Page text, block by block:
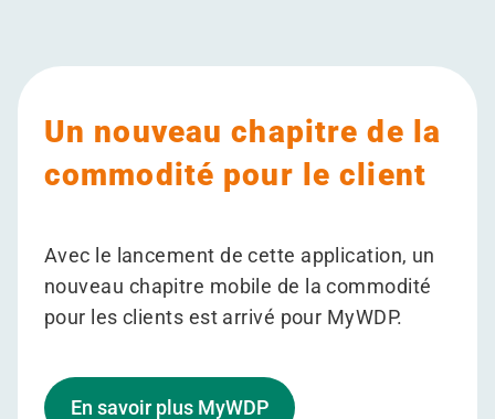
Un nouveau chapitre de la
commodité pour le client
Avec le lancement de cette application, un
nouveau chapitre mobile de la commodité
pour les clients est arrivé pour MyWDP.
En savoir plus MyWDP